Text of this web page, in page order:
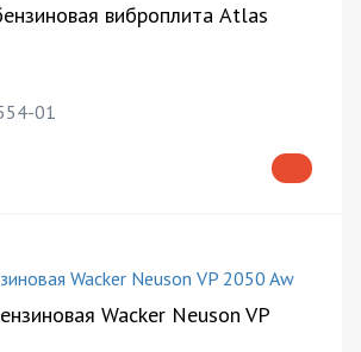
виброплита Atlas
01
Wacker Neuson VP